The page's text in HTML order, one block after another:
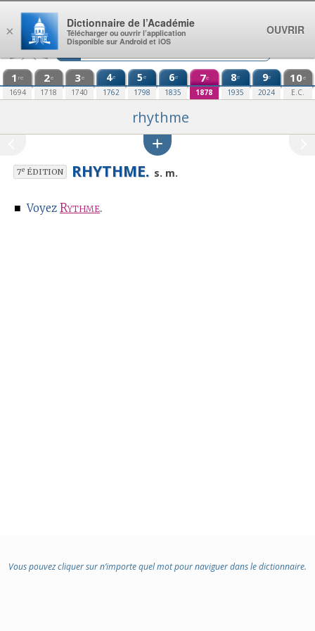
Aller au contenu
1 re
1694
2e
1718
3e
1740
4e
1762
5e
1798
6e
1835
7e
1878
8e
1935
9e
2024
10e
E.C.
rhythme
7eÉDITION RHYTHME. s. m.
■Voyez Rythme.
Vous pouvez cliquer sur n’importe quel mot pour naviguer dans le dictionnaire.
×
Dictionnaire de l’Académie
Télécharger ou ouvrir l’application
Disponible sur Android et iOS
OUVRIR